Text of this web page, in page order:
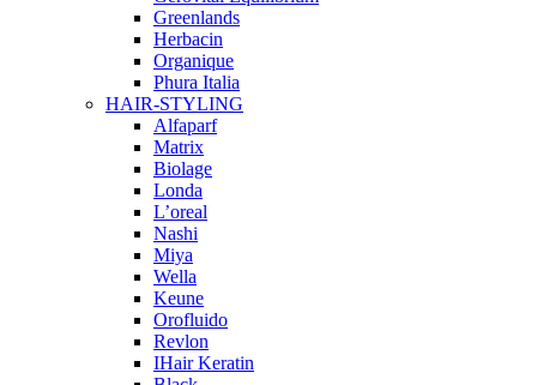
Greenlands
Herbacin
Organique
Phura Italia
HAIR-STYLING
Alfaparf
Matrix
Biolage
Londa
L’oreal
Nashi
Miya
Wella
Keune
Orofluido
Revlon
IHair Keratin